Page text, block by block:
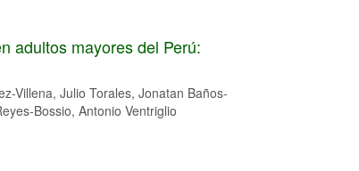
adultos mayores del Perú:
Villena, Julio Torales, Jonatan Baños-
Bossio, Antonio Ventriglio